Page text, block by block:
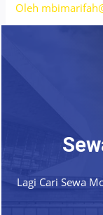
Oleh
Lagi Cari Sewa